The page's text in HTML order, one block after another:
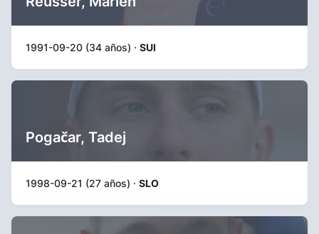
1991-09-20 (34 años) · SUI
Pogačar, Tadej
1998-09-21 (27 años) · SLO